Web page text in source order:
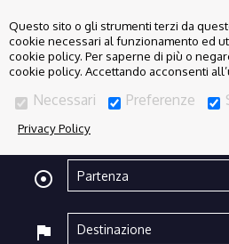
Questo sito o gli strumenti terzi da
cookie necessari al funzionamento ed
cookie policy. Per saperne di più o
cookie policy. Accettando acconsenti
Necessari Preferenze
Privacy Policy
adjust
flag